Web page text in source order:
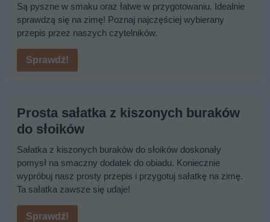
Są pyszne w smaku oraz łatwe w przygotowaniu. Idealnie
sprawdzą się na zimę! Poznaj najczęściej wybierany
przepis przez naszych czytelników.
Sprawdź!
Prosta sałatka z kiszonych buraków
do słoików
Sałatka z kiszonych buraków do słoików doskonały
pomysł na smaczny dodatek do obiadu. Koniecznie
wypróbuj nasz prosty przepis i przygotuj sałatkę na zimę.
Ta sałatka zawsze się udaje!
Sprawdź!